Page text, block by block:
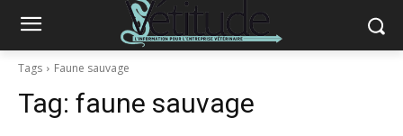
Tags Faune sauvage
Tag: faune sauvage